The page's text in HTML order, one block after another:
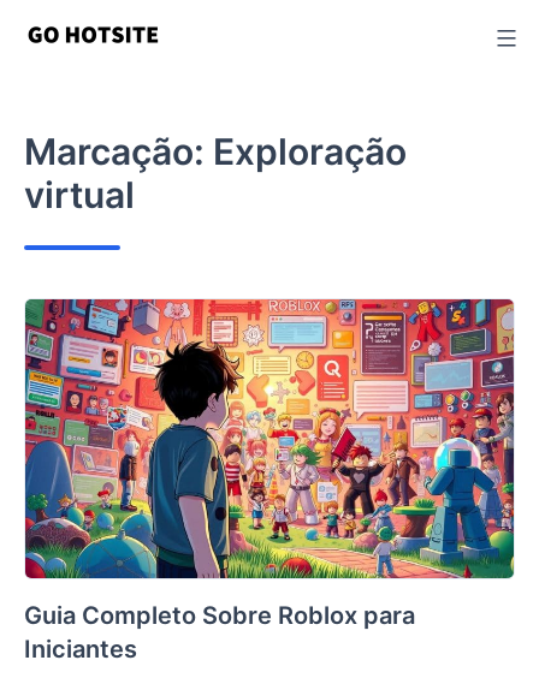
Marcação: Exploração
virtual
Guia Completo Sobre Roblox para
Iniciantes